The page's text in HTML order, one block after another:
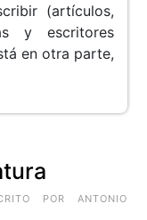
(artículos,
y escritores
en otra parte,
POR ANTONIO